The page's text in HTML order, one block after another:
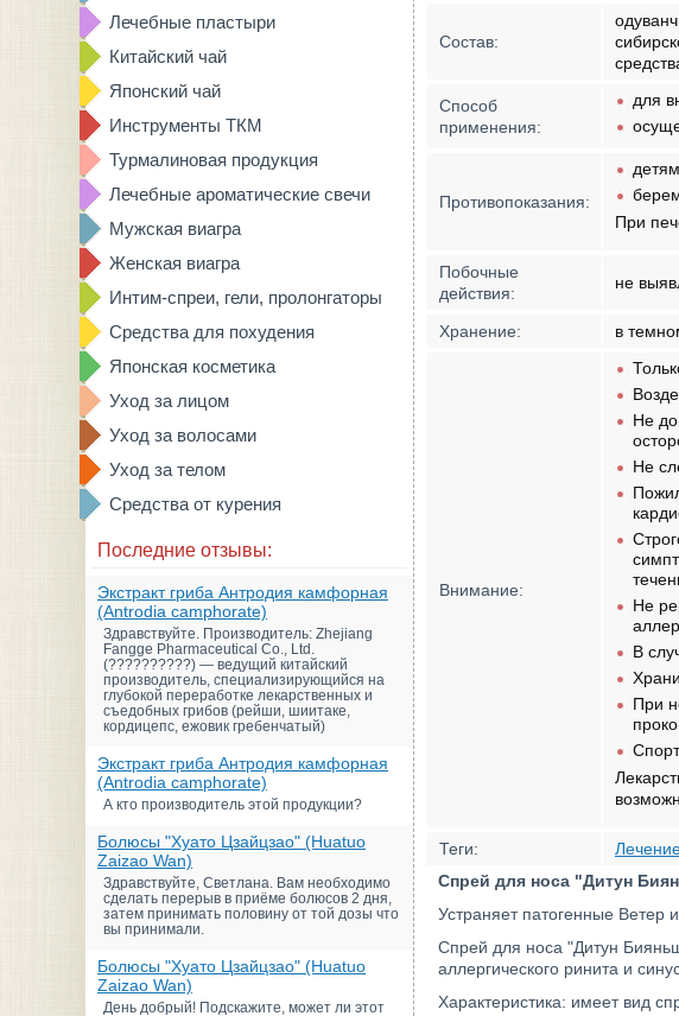
Лечебные пластыри
Китайский чай
Японский чай
Инструменты ТКМ
Турмалиновая продукция
Лечебные ароматические свечи
Мужская виагра
Женская виагра
Интим-спреи, гели, пролонгаторы
Средства для похудения
Японская косметика
Уход за лицом
Уход за волосами
Уход за телом
Средства от курения
Последние отзывы:
Экстракт гриба Антродия камфорная
(Antrodia camphorate)
Здравствуйте. Производитель: Zhejiang
Fangge Pharmaceutical Co., Ltd.
(??????????) — ведущий китайский
производитель, специализирующийся на
глубокой переработке лекарственных и
съедобных грибов (рейши, шиитаке,
кордицепс, ежовик гребенчатый)
Экстракт гриба Антродия камфорная
(Antrodia camphorate)
А кто производитель этой продукции?
Болюсы "Хуато Цзайцзао" (Huatuo
Zaizao Wan)
Здравствуйте, Светлана. Вам необходимо
сделать перерыв в приёме болюсов 2 дня,
затем принимать половину от той дозы что
вы принимали.
Болюсы "Хуато Цзайцзао" (Huatuo
Zaizao Wan)
День добрый! Подскажите, может ли этот
Состав:
Способ
применения:
для
Противопоказания:
детям,
При
Побочные
действия:
не
Хранение: в
Внимание:
Не
Не
Не
В
При
Теги:
Спрей для носа "Дитун
Устраняет патогенные
Спрей для носа "Дитун
аллергического ринита и
Характеристика: имеет вид